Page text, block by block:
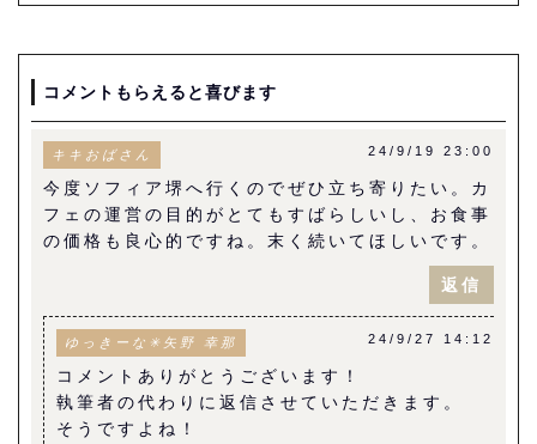
コメントもらえると喜びます
キキおばさん 24/9/19 23:00
今度ソフィア堺へ行くのでぜひ立ち寄りたい。カ
フェの運営の目的がとてもすばらしいし、お食事
の価格も良心的ですね。末く続いてほしいです。
返信
ゆっきーな✳︎矢野 幸那 24/9/27 14:12
コメントありがとうございます！
執筆者の代わりに返信させていただきます。
そうですよね！